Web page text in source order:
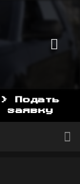
> Подать
заявку